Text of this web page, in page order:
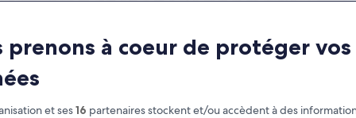
you need to know before you
prenons à coeur de protéger vos
et ses16 partenaires stockent et/ou accèdent à des